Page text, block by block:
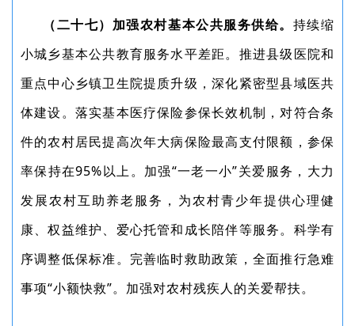
（二十七）加强农村基本公共服务供给。 持续缩
小城乡基本公共教育服务水平差距。推进县级医院和
重点中心乡镇卫生院提质升级，深化紧密型县域医共
体建设。落实基本医疗保险参保长效机制，对符合条
件的农村居民提高次年大病保险最高支付限额，参保
率保持在95%以上。加强“一老一小”关爱服务，大力
发展农村互助养老服务，为农村青少年提供心理健
康、权益维护、爱心托管和成长陪伴等服务。科学有
序调整低保标准。完善临时救助政策，全面推行急难
事项“小额快救”。加强对农村残疾人的关爱帮扶。